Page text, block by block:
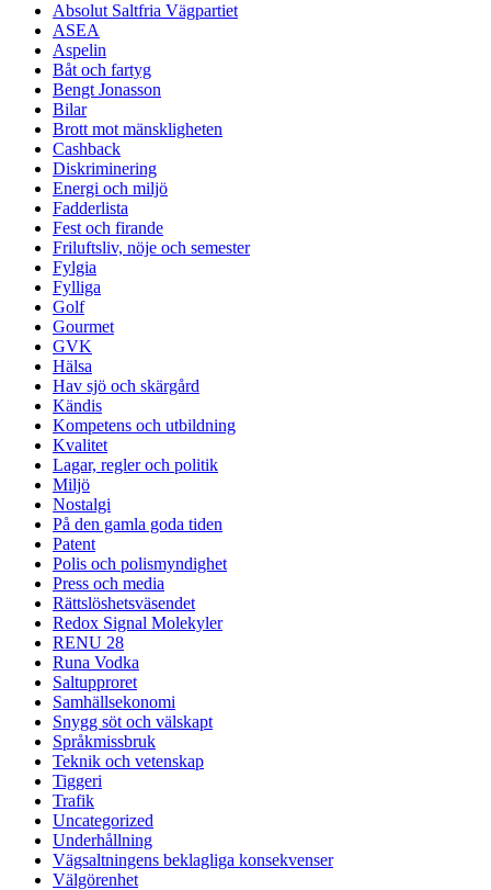
Absolut Saltfria Vägpartiet
ASEA
Aspelin
Båt och fartyg
Bengt Jonasson
Bilar
Brott mot mänskligheten
Cashback
Diskriminering
Energi och miljö
Fadderlista
Fest och firande
Friluftsliv, nöje och semester
Fylgia
Fylliga
Golf
Gourmet
GVK
Hälsa
Hav sjö och skärgård
Kändis
Kompetens och utbildning
Kvalitet
Lagar, regler och politik
Miljö
Nostalgi
På den gamla goda tiden
Patent
Polis och polismyndighet
Press och media
Rättslöshetsväsendet
Redox Signal Molekyler
RENU 28
Runa Vodka
Saltupproret
Samhällsekonomi
Snygg söt och välskapt
Språkmissbruk
Teknik och vetenskap
Tiggeri
Trafik
Uncategorized
Underhållning
Vägsaltningens beklagliga konsekvenser
Välgörenhet